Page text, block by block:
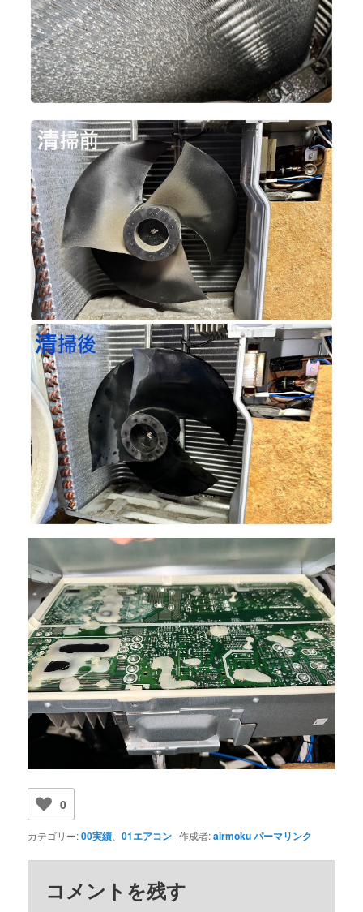
0
カテゴリー:00実績 、01エアコン 作成者:airmokuパーマリンク
コメントを残す